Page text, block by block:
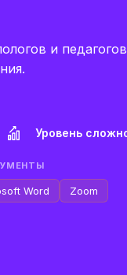
и
Уровень
Word Zoom